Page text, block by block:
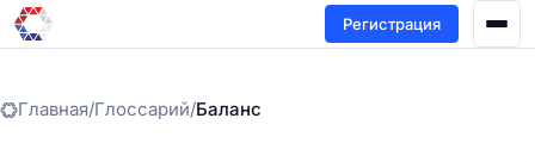
Регистрация
Главная/Глоссарий/Баланс